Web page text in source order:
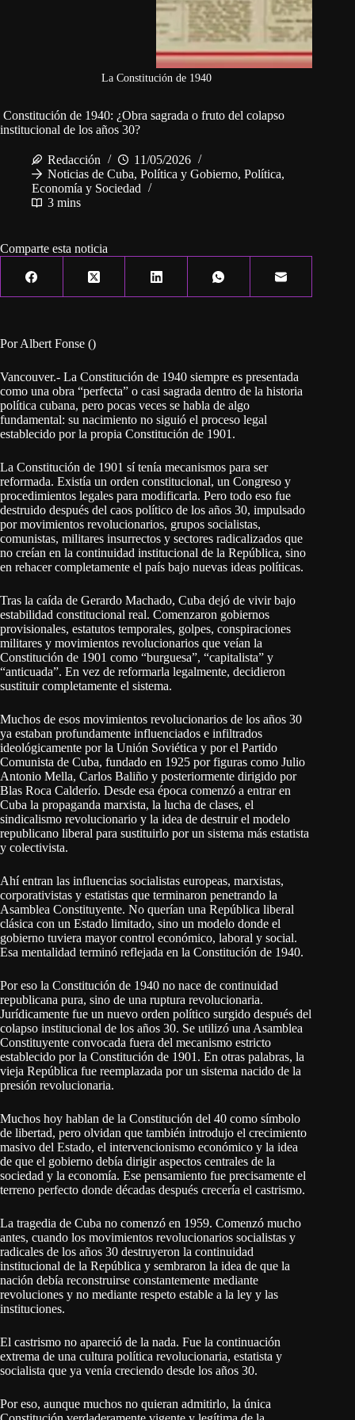
La Constitución de 1940
Constitución de 1940: ¿Obra sagrada o fruto del colapso
institucional de los años 30?
Redacción
11/05/2026
Noticias de Cuba, Política y Gobierno, Política,
Economía y Sociedad
3 mins
Comparte esta noticia
Por Albert Fonse ()
Vancouver.- La Constitución de 1940 siempre es presentada
como una obra “perfecta” o casi sagrada dentro de la historia
política cubana, pero pocas veces se habla de algo
fundamental: su nacimiento no siguió el proceso legal
establecido por la propia Constitución de 1901.
La Constitución de 1901 sí tenía mecanismos para ser
reformada. Existía un orden constitucional, un Congreso y
procedimientos legales para modificarla. Pero todo eso fue
destruido después del caos político de los años 30, impulsado
por movimientos revolucionarios, grupos socialistas,
comunistas, militares insurrectos y sectores radicalizados que
no creían en la continuidad institucional de la República, sino
en rehacer completamente el país bajo nuevas ideas políticas.
Tras la caída de Gerardo Machado, Cuba dejó de vivir bajo
estabilidad constitucional real. Comenzaron gobiernos
provisionales, estatutos temporales, golpes, conspiraciones
militares y movimientos revolucionarios que veían la
Constitución de 1901 como “burguesa”, “capitalista” y
“anticuada”. En vez de reformarla legalmente, decidieron
sustituir completamente el sistema.
Muchos de esos movimientos revolucionarios de los años 30
ya estaban profundamente influenciados e infiltrados
ideológicamente por la Unión Soviética y por el Partido
Comunista de Cuba, fundado en 1925 por figuras como Julio
Antonio Mella, Carlos Baliño y posteriormente dirigido por
Blas Roca Calderío. Desde esa época comenzó a entrar en
Cuba la propaganda marxista, la lucha de clases, el
sindicalismo revolucionario y la idea de destruir el modelo
republicano liberal para sustituirlo por un sistema más estatista
y colectivista.
Ahí entran las influencias socialistas europeas, marxistas,
corporativistas y estatistas que terminaron penetrando la
Asamblea Constituyente. No querían una República liberal
clásica con un Estado limitado, sino un modelo donde el
gobierno tuviera mayor control económico, laboral y social.
Esa mentalidad terminó reflejada en la Constitución de 1940.
Por eso la Constitución de 1940 no nace de continuidad
republicana pura, sino de una ruptura revolucionaria.
Jurídicamente fue un nuevo orden político surgido después del
colapso institucional de los años 30. Se utilizó una Asamblea
Constituyente convocada fuera del mecanismo estricto
establecido por la Constitución de 1901. En otras palabras, la
vieja República fue reemplazada por un sistema nacido de la
presión revolucionaria.
Muchos hoy hablan de la Constitución del 40 como símbolo
de libertad, pero olvidan que también introdujo el crecimiento
masivo del Estado, el intervencionismo económico y la idea
de que el gobierno debía dirigir aspectos centrales de la
sociedad y la economía. Ese pensamiento fue precisamente el
terreno perfecto donde décadas después crecería el castrismo.
La tragedia de Cuba no comenzó en 1959. Comenzó mucho
antes, cuando los movimientos revolucionarios socialistas y
radicales de los años 30 destruyeron la continuidad
institucional de la República y sembraron la idea de que la
nación debía reconstruirse constantemente mediante
revoluciones y no mediante respeto estable a la ley y las
instituciones.
El castrismo no apareció de la nada. Fue la continuación
extrema de una cultura política revolucionaria, estatista y
socialista que ya venía creciendo desde los años 30.
Por eso, aunque muchos no quieran admitirlo, la única